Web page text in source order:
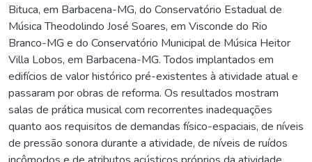
Bituca, em Barbacena-MG, do Conservatório Estadual de
Música Theodolindo José Soares, em Visconde do Rio
Branco-MG e do Conservatório Municipal de Música Heitor
Villa Lobos, em Barbacena-MG. Todos implantados em
edifícios de valor histórico pré-existentes à atividade atual e
passaram por obras de reforma. Os resultados mostram
salas de prática musical com recorrentes inadequações
quanto aos requisitos de demandas físico-espaciais, de níveis
de pressão sonora durante a atividade, de níveis de ruídos